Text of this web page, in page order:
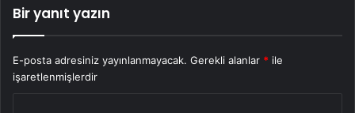
Bir yanıt yazın
E-posta adresiniz yayınlanmayacak. Gerekli alanlar * ile
işaretlenmişlerdir